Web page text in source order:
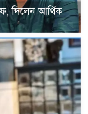
দিলেন আর্থিক